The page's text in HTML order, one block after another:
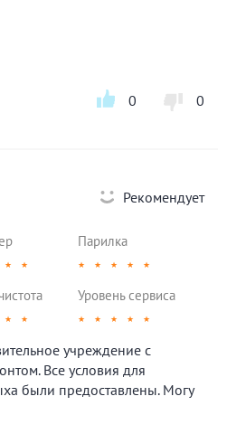
0 0
Рекомендует
★ ★
Парилка
★ ★ ★ ★ ★
★ ★
Уровень сервиса
★ ★ ★ ★ ★
учреждение с
Все условия для
были предоставлены. Могу